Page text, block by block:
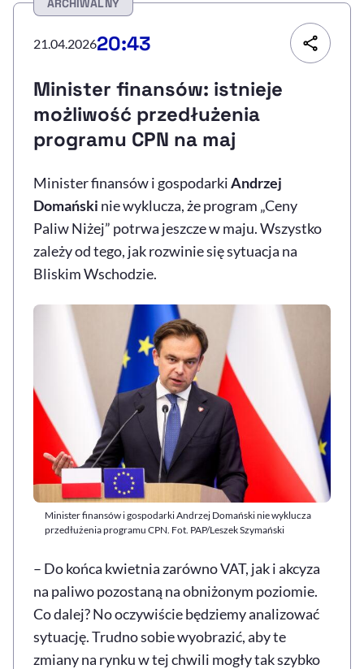
Sprawdź, jak i dlaczego zwiększamy dostępność , otwiera się w nowym
, otwiera się w
ARCHIWALNY
21.04.202620:43
Minister finansów: istnieje
możliwość przedłużenia
programu CPN na maj
Minister finansów i gospodarkiAndrzej
Domański nie wyklucza, że program „Ceny
Paliw Niżej” potrwa jeszcze w maju. Wszystko
zależy od tego, jak rozwinie się sytuacja na
Bliskim Wschodzie.
Minister finansów i gospodarki Andrzej Domański nie wyklucza
przedłużenia programu CPN. Fot. PAP/Leszek Szymański
– Do końca kwietnia zarówno VAT, jak i akcyza
na paliwo pozostaną na obniżonym poziomie.
Co dalej? No oczywiście będziemy analizować
sytuację. Trudno sobie wyobrazić, aby te
zmiany na rynku w tej chwili mogły tak szybko